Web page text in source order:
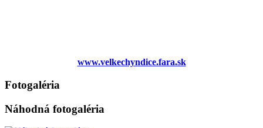
www.velkechyndice.fara.sk
Fotogaléria
Náhodná fotogaléria